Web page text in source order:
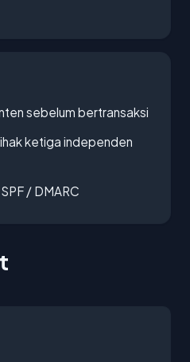
sebelum bertransaksi
ketiga independen
/ DMARC